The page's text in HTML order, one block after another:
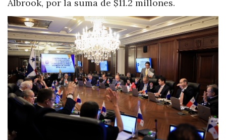
Albrook, por la suma de $11.2 millones.